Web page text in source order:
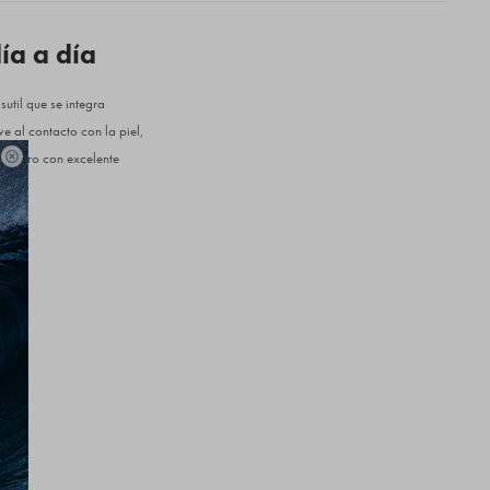

a día
que se integra
al contacto con la piel,
pero con excelente